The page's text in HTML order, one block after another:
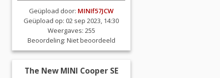
Geüpload door: MINIf57JCW
Geüpload op: 02 sep 2023, 14:30
Weergaves: 255
Beoordeling: Niet beoordeeld
The New MINI Cooper SE